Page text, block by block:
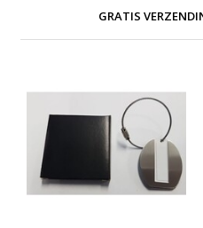
GRATIS